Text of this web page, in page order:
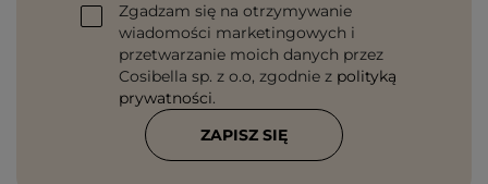
Zgadzam się na otrzymywanie
wiadomości marketingowych i
przetwarzanie moich danych przez
Cosibella sp. z o.o, zgodnie z polityką
prywatności.
ZAPISZ SIĘ